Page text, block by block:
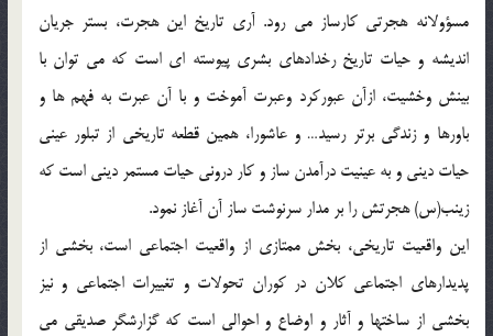
مسؤولانه هجرتي کارساز مي رود. آري تاريخ اين هجرت، بستر جريان
انديشه و حيات تاريخ رخدادهاي بشري پيوسته اي است که مي توان با
بينش وخشيت، ازآن عبورکرد وعبرت آموخت و با آن عبرت به فهم ها و
باورها و زندگي برتر رسيد… و عاشورا، همين قطعه تاريخي از تبلور عيني
حيات ديني و به عينيت درآمدن ساز و کار دروني حيات مستمر ديني است که
زينب(س) هجرتش را بر مدار سرنوشت ساز آن آغاز نمود.
اين واقعيت تاريخي، بخش ممتازي از واقعيت اجتماعي است، بخشي از
پديدارهاي اجتماعي کلان در کوران تحولات و تغييرات اجتماعي و نيز
بخشي از ساختها و آثار و اوضاع و احوالي است که گزارشگر صديقي مي